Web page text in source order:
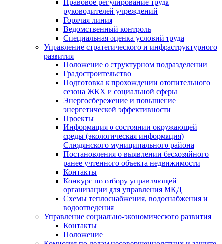
Правовое регулирование труда
руководителей учреждений
Горячая линия
Ведомственный контроль
Специальная оценка условий труда
Управление стратегического и инфраструктурного
развития
Положение о структурном подразделении
Градостроительство
Подготовка к прохождении отопительного
сезона ЖКХ и социальной сферы
Энергосбережение и повышение
энергетической эффективности
Проекты
Информация о состоянии окружающей
среды (экологическая информация)
Слюдянского муниципального района
Постановления о выявлении бесхозяйного
ранее учтенного объекта недвижимости
Контакты
Конкурс по отбору управляющей
организации для управления МКД
Схемы теплоснабжения, водоснабжения и
водоотведения
Управление социально-экономического развития
Контакты
Положение